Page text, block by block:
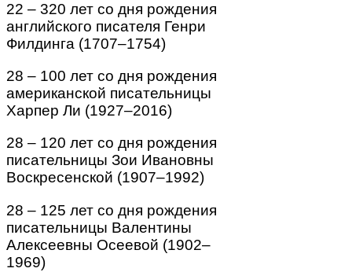
22 – 320 лет со дня рождения
английского писателя Генри
Филдинга (1707–1754)
28 – 100 лет со дня рождения
американской писательницы
Харпер Ли (1927–2016)
28 – 120 лет со дня рождения
писательницы Зои Ивановны
Воскресенской (1907–1992)
28 – 125 лет со дня рождения
писательницы Валентины
Алексеевны Осеевой (1902–
1969)